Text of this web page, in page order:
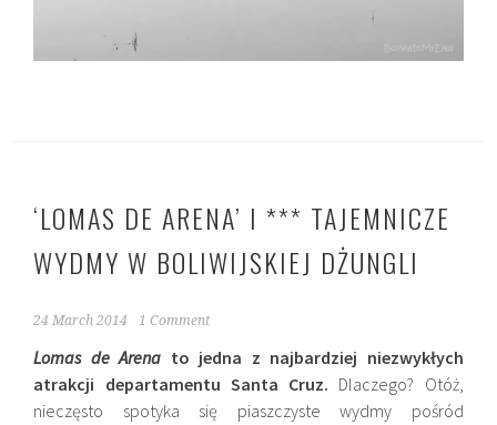
‘LOMAS DE ARENA’ I *** TAJEMNICZE
WYDMY W BOLIWIJSKIEJ DŻUNGLI
24 March 2014 1 Comment
Lomas de Arena to jedna z najbardziej niezwykłych
atrakcji departamentu Santa Cruz. Dlaczego? Otóż,
nieczęsto spotyka się piaszczyste wydmy pośród